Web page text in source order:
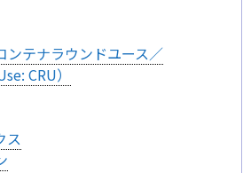
ンテナラウンドユース／
CRU）
ス